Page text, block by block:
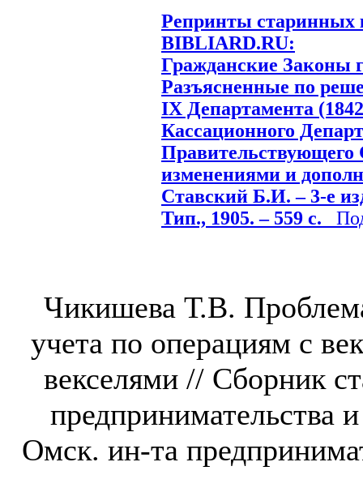
Репринты старинных
BIBLIARD.RU:
Гражданские Законы
Разъясненные по
IX Департамента
Кассационного
Правительствующего
изменениями и
Ставский Б.И. – 3-е
Тип., 1905. – 559 с.
Чикишева Т.В.
учета по операциям с
векселями // Сборник
предпринимательства
Омск. ин-та